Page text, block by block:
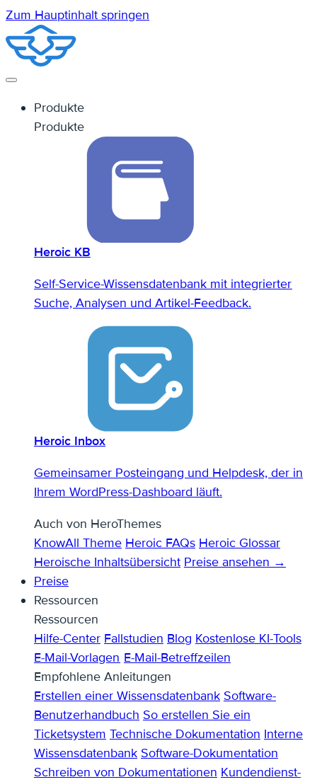
Zum Hauptinhalt springen
Produkte
Produkte
Heroic KB
Self-Service-Wissensdatenbank mit integrierter
Suche, Analysen und Artikel-Feedback.
Heroic Inbox
Gemeinsamer Posteingang und Helpdesk, der in
Ihrem WordPress-Dashboard läuft.
Auch von HeroThemes
KnowAll Theme Heroic FAQs Heroic Glossar
Heroische Inhaltsübersicht Preise ansehen →
Preise
Ressourcen
Ressourcen
Hilfe-Center Fallstudien Blog Kostenlose KI-Tools
E-Mail-Vorlagen E-Mail-Betreffzeilen
Empfohlene Anleitungen
Erstellen einer Wissensdatenbank Software-
Benutzerhandbuch So erstellen Sie ein
Ticketsystem Technische Dokumentation Interne
Wissensdatenbank Software-Dokumentation
Schreiben von Dokumentationen Kundendienst-